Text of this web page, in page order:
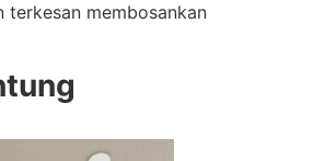
terkesan membosankan